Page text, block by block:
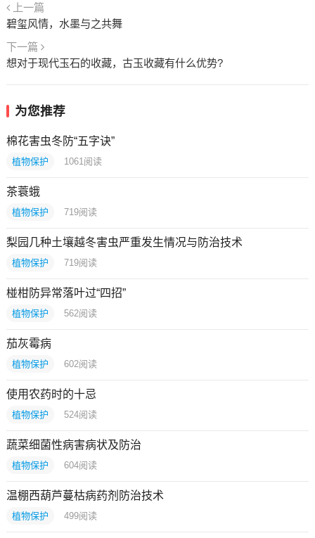
上一篇
碧玺风情，水墨与之共舞
下一篇
想对于现代玉石的收藏，古玉收藏有什么优势?
为您推荐
棉花害虫冬防“五字诀”
植物保护 1061 阅读
茶蓑蛾
植物保护 719阅读
梨园几种土壤越冬害虫严重发生情况与防治技术
植物保护 719阅读
椪柑防异常落叶过“四招”
植物保护 562阅读
茄灰霉病
植物保护 602阅读
使用农药时的十忌
植物保护 524阅读
蔬菜细菌性病害病状及防治
植物保护 604阅读
温棚西葫芦蔓枯病药剂防治技术
植物保护 499阅读